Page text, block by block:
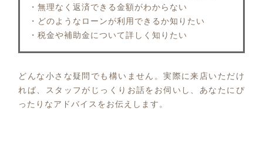
・無理なく返済できる金額がわからない
・どのようなローンが利用できるか知りたい
・税金や補助金について詳しく知りたい
どんな小さな疑問でも構いません。実際に来店いただけ
れば、スタッフがじっくりお話をお伺いし、あなたにぴ
ったりなアドバイスをお伝えします。